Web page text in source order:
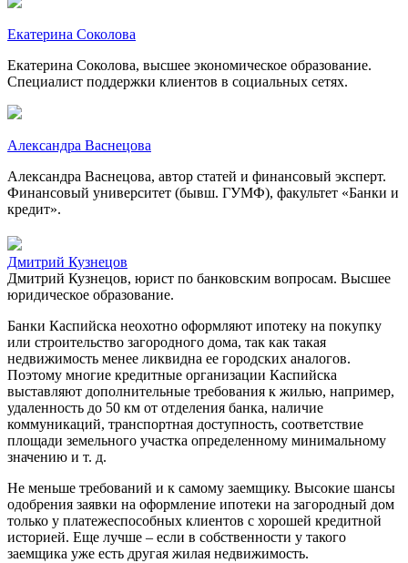
Екатерина Соколова
Екатерина Соколова, высшее экономическое образование.
Специалист поддержки клиентов в социальных сетях.
Александра Васнецова
Александра Васнецова, автор статей и финансовый эксперт.
Финансовый университет (бывш. ГУМФ), факультет «Банки и
кредит».
Дмитрий Кузнецов
Дмитрий Кузнецов, юрист по банковским вопросам. Высшее
юридическое образование.
Банки Каспийска неохотно оформляют ипотеку на покупку
или строительство загородного дома, так как такая
недвижимость менее ликвидна ее городских аналогов.
Поэтому многие кредитные организации Каспийска
выставляют дополнительные требования к жилью, например,
удаленность до 50 км от отделения банка, наличие
коммуникаций, транспортная доступность, соответствие
площади земельного участка определенному минимальному
значению и т. д.
Не меньше требований и к самому заемщику. Высокие шансы
одобрения заявки на оформление ипотеки на загородный дом
только у платежеспособных клиентов с хорошей кредитной
историей. Еще лучше – если в собственности у такого
заемщика уже есть другая жилая недвижимость.